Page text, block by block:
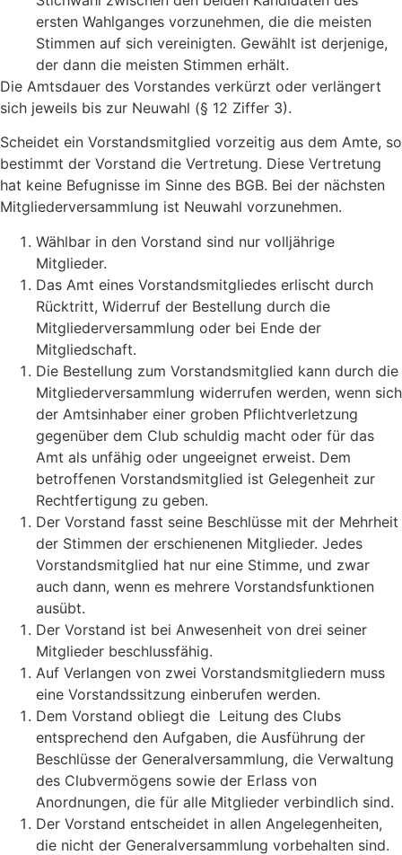
ersten Wahlganges vorzunehmen, die die meisten
Stimmen auf sich vereinigten. Gewählt ist derjenige,
der dann die meisten Stimmen erhält.
Die Amtsdauer des Vorstandes verkürzt oder verlängert
sich jeweils bis zur Neuwahl (§ 12 Ziffer 3).
Scheidet ein Vorstandsmitglied vorzeitig aus dem Amte, so
bestimmt der Vorstand die Vertretung. Diese Vertretung
hat keine Befugnisse im Sinne des BGB. Bei der nächsten
Mitgliederversammlung ist Neuwahl vorzunehmen.
Wählbar in den Vorstand sind nur volljährige
Mitglieder.
Das Amt eines Vorstandsmitgliedes erlischt durch
Rücktritt, Widerruf der Bestellung durch die
Mitgliederversammlung oder bei Ende der
Mitgliedschaft.
Die Bestellung zum Vorstandsmitglied kann durch die
Mitgliederversammlung widerrufen werden, wenn sich
der Amtsinhaber einer groben Pflichtverletzung
gegenüber dem Club schuldig macht oder für das
Amt als unfähig oder ungeeignet erweist. Dem
betroffenen Vorstandsmitglied ist Gelegenheit zur
Rechtfertigung zu geben.
Der Vorstand fasst seine Beschlüsse mit der Mehrheit
der Stimmen der erschienenen Mitglieder. Jedes
Vorstandsmitglied hat nur eine Stimme, und zwar
auch dann, wenn es mehrere Vorstandsfunktionen
ausübt.
Der Vorstand ist bei Anwesenheit von drei seiner
Mitglieder beschlussfähig.
Auf Verlangen von zwei Vorstandsmitgliedern muss
eine Vorstandssitzung einberufen werden.
Dem Vorstand obliegt die Leitung des Clubs
entsprechend den Aufgaben, die Ausführung der
Beschlüsse der Generalversammlung, die Verwaltung
des Clubvermögens sowie der Erlass von
Anordnungen, die für alle Mitglieder verbindlich sind.
Der Vorstand entscheidet in allen Angelegenheiten,
die nicht der Generalversammlung vorbehalten sind.